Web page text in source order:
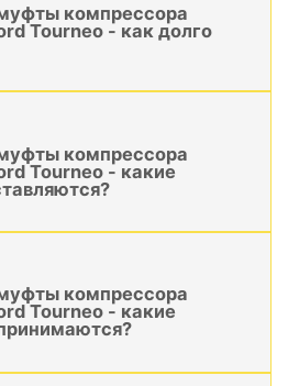
компрессора
Tourneo - как долго
компрессора
Tourneo - какие
компрессора
Tourneo - какие